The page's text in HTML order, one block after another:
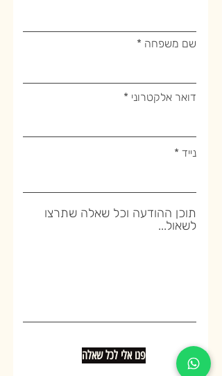
שם משפחה
דואר אלקטרוני
נייד
תוכן ההודעה וכל שאלה שתרצו
לשאול...
פנו אלי לכל שאלה